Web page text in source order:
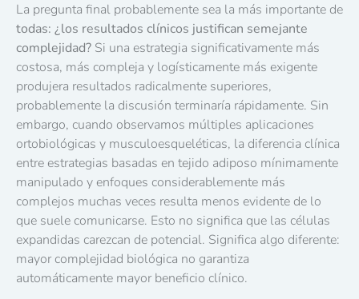
La pregunta final probablemente sea la más importante de
todas: ¿los resultados clínicos justifican semejante
complejidad? Si una estrategia significativamente más
costosa, más compleja y logísticamente más exigente
produjera resultados radicalmente superiores,
probablemente la discusión terminaría rápidamente. Sin
embargo, cuando observamos múltiples aplicaciones
ortobiológicas y musculoesqueléticas, la diferencia clínica
entre estrategias basadas en tejido adiposo mínimamente
manipulado y enfoques considerablemente más
complejos muchas veces resulta menos evidente de lo
que suele comunicarse. Esto no significa que las células
expandidas carezcan de potencial. Significa algo diferente:
mayor complejidad biológica no garantiza
automáticamente mayor beneficio clínico.